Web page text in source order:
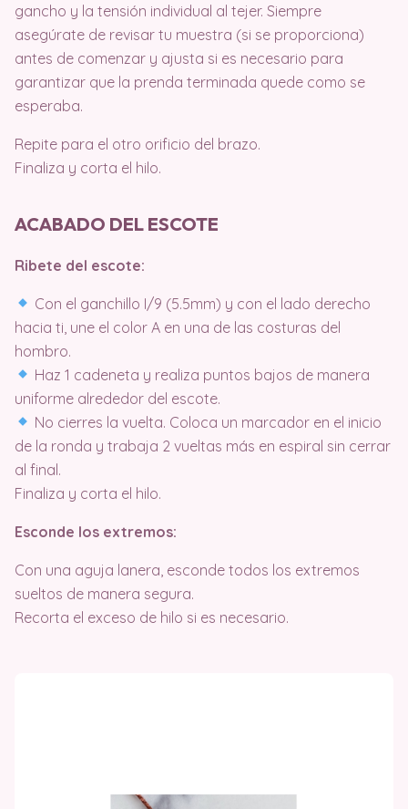
gancho y la tensión individual al tejer. Siempre
asegúrate de revisar tu muestra (si se proporciona)
antes de comenzar y ajusta si es necesario para
garantizar que la prenda terminada quede como se
esperaba.
Repite para el otro orificio del brazo.
Finaliza y corta el hilo.
ACABADO DEL ESCOTE
Ribete del escote:
Con el ganchillo I/9 (5.5mm) y con el lado derecho
hacia ti, une el color A en una de las costuras del
hombro.
Haz 1 cadeneta y realiza puntos bajos de manera
uniforme alrededor del escote.
No cierres la vuelta. Coloca un marcador en el inicio
de la ronda y trabaja 2 vueltas más en espiral sin cerrar
al final.
Finaliza y corta el hilo.
Esconde los extremos:
Con una aguja lanera, esconde todos los extremos
sueltos de manera segura.
Recorta el exceso de hilo si es necesario.